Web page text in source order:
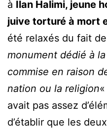
à Ilan Halimi, jeune
juive torturé à mort
été relaxés du fait de
monument dédié à
commise en raison
nation ou la religion
avait pas assez
d’établir que les